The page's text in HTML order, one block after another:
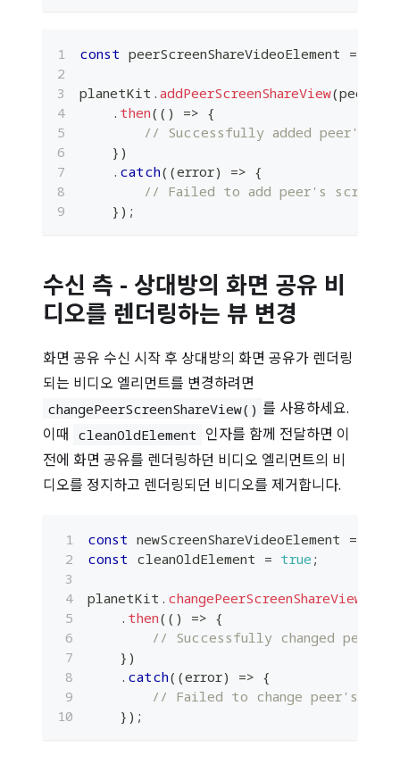
const peerScreenShareVideoElement =
planetKit . addPeerScreenShareView(
. then( ( ) => {
// Successfully added peer's
} )
. catch( (error) => {
// Failed to add peer's screen
} ) ;
수신 측 - 상대방의 화면 공유 비
디오를 렌더링하는 뷰 변경
화면 공유 수신 시작 후 상대방의 화면 공유가 렌더링
되는 비디오 엘리먼트를 변경하려면
changePeerScreenShareView() 를 사용하세요.
이때 cleanOldElement 인자를 함께 전달하면 이
전에 화면 공유를 렌더링하던 비디오 엘리먼트의 비
디오를 정지하고 렌더링되던 비디오를 제거합니다.
const newScreenShareVideoElement =
const cleanOldElement = true ;
planetKit . changePeerScreenShareView
. then( ( ) => {
// Successfully changed peer's
} )
. catch( (error) => {
// Failed to change peer's
} ) ;